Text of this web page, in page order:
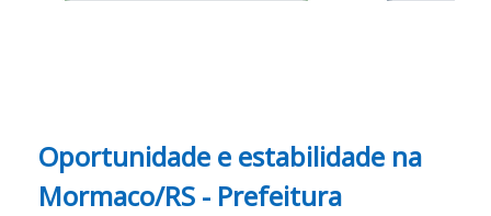
Oportunidade e estabilidade na
Mormaco/RS - Prefeitura